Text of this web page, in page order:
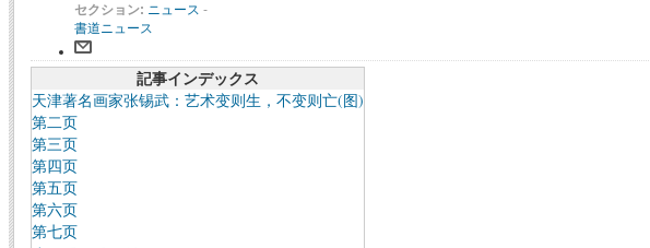
セクション: ニュース -
書道ニュース
記事インデックス
天津著名画家张锡武：艺术变则生，不变则亡(图)
第二页
第三页
第四页
第五页
第六页
第七页